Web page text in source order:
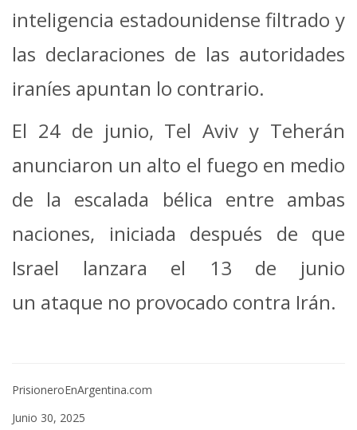
inteligencia estadounidense filtrado y
las declaraciones de las autoridades
iraníes apuntan lo contrario.
El 24 de junio, Tel Aviv y Teherán
anunciaron un alto el fuego en medio
de la escalada bélica entre ambas
naciones, iniciada después de que
Israel lanzara el 13 de junio
un ataque no provocado contra Irán.
PrisioneroEnArgentina.com
Junio 30, 2025